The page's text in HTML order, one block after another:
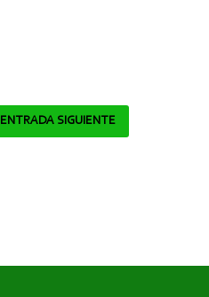
ENTRADA SIGUIENTE